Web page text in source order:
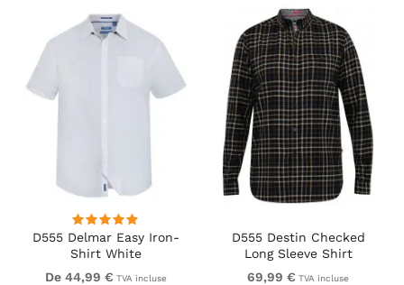
D555 Delmar Easy Iron-
Shirt White
De 44,99 € TVA incluse
D555 Destin Checked
Long Sleeve Shirt
Black/Tan Check
69,99 € TVA incluse